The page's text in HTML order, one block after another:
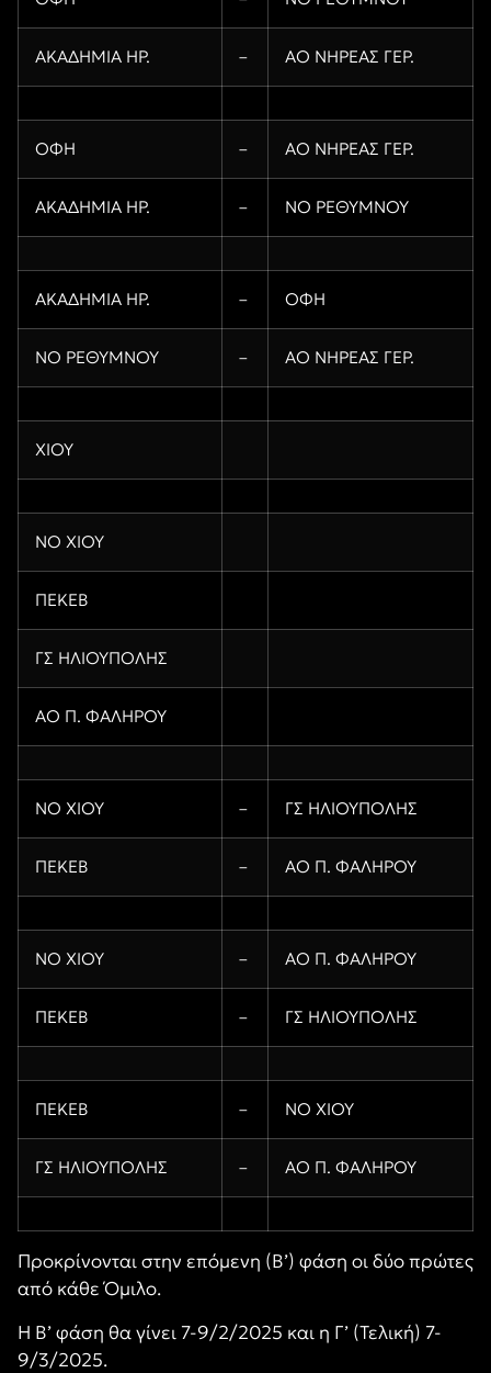
ΑΚΑΔΗΜΙΑ ΗΡ. – ΑΟ ΝΗΡΕΑΣ ΓΕΡ.
ΟΦΗ – ΑΟ ΝΗΡΕΑΣ ΓΕΡ.
ΑΚΑΔΗΜΙΑ ΗΡ. – ΝΟ ΡΕΘΥΜΝΟΥ
ΑΚΑΔΗΜΙΑ ΗΡ. – ΟΦΗ
ΝΟ ΡΕΘΥΜΝΟΥ – ΑΟ ΝΗΡΕΑΣ ΓΕΡ.
ΧΙΟΥ
ΝΟ ΧΙΟΥ
ΠΕΚΕΒ
ΓΣ ΗΛΙΟΥΠΟΛΗΣ
ΑΟ Π. ΦΑΛΗΡΟΥ
ΝΟ ΧΙΟΥ – ΓΣ ΗΛΙΟΥΠΟΛΗΣ
ΠΕΚΕΒ – ΑΟ Π. ΦΑΛΗΡΟΥ
ΝΟ ΧΙΟΥ – ΑΟ Π. ΦΑΛΗΡΟΥ
ΠΕΚΕΒ – ΓΣ ΗΛΙΟΥΠΟΛΗΣ
ΠΕΚΕΒ – ΝΟ ΧΙΟΥ
ΓΣ ΗΛΙΟΥΠΟΛΗΣ – ΑΟ Π. ΦΑΛΗΡΟΥ
Προκρίνονται στην επόμενη (Β’) φάση οι δύο πρώτες
από κάθε Όμιλο.
Η Β’ φάση θα γίνει 7-9/2/2025 και η Γ’ (Τελική) 7-
9/3/2025.